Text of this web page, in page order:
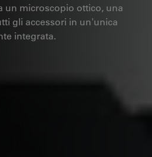
un microscopio ottico, una
gli accessori in un'unica
integrata.